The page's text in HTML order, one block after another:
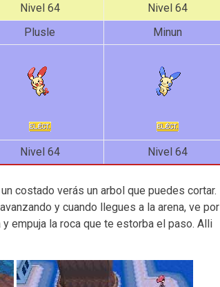
Nivel 64
Nivel 64
Plusle Minun
Nivel 64 Nivel 64
costado verás un arbol que puedes cortar.
y cuando llegues a la arena, ve por
empuja la roca que te estorba el paso. Alli